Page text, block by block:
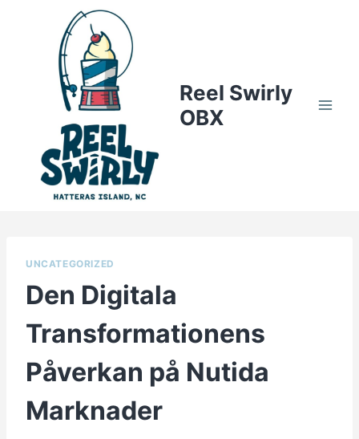
Reel Swirly
OBX
UNCATEGORIZED
Den Digitala
Transformationens
Påverkan på Nutida
Marknader